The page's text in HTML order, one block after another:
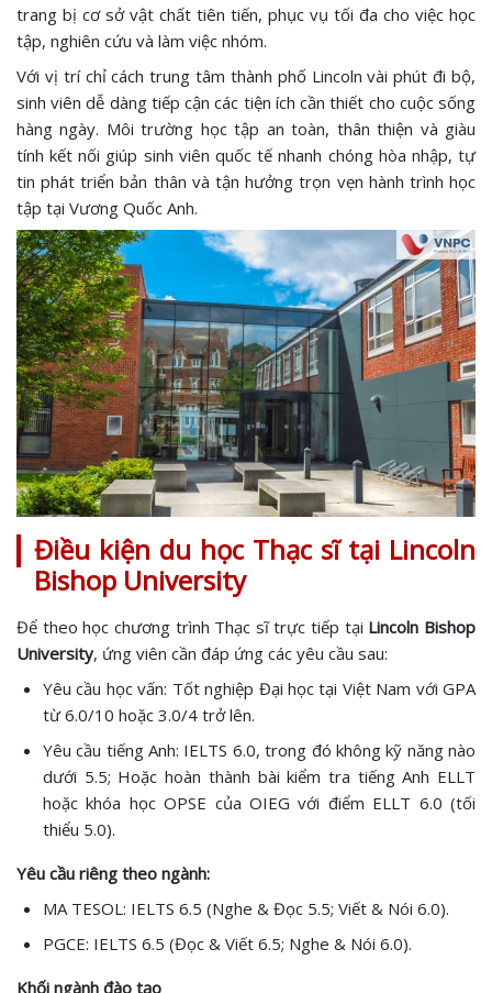
trang bị cơ sở vật chất tiên tiến, phục vụ tối đa cho việc học
tập, nghiên cứu và làm việc nhóm.
Với vị trí chỉ cách trung tâm thành phố Lincoln vài phút đi bộ,
sinh viên dễ dàng tiếp cận các tiện ích cần thiết cho cuộc sống
hàng ngày. Môi trường học tập an toàn, thân thiện và giàu
tính kết nối giúp sinh viên quốc tế nhanh chóng hòa nhập, tự
tin phát triển bản thân và tận hưởng trọn vẹn hành trình học
tập tại Vương Quốc Anh.
Điều kiện du học Thạc sĩ tại Lincoln
Bishop University
Để theo học chương trình Thạc sĩ trực tiếp tại Lincoln Bishop
University, ứng viên cần đáp ứng các yêu cầu sau:
Yêu cầu học vấn: Tốt nghiệp Đại học tại Việt Nam với GPA
từ 6.0/10 hoặc 3.0/4 trở lên.
Yêu cầu tiếng Anh: IELTS 6.0, trong đó không kỹ năng nào
dưới 5.5; Hoặc hoàn thành bài kiểm tra tiếng Anh ELLT
hoặc khóa học OPSE của OIEG với điểm ELLT 6.0 (tối
thiểu 5.0).
Yêu cầu riêng theo ngành:
MA TESOL: IELTS 6.5 (Nghe & Đọc 5.5; Viết & Nói 6.0).
PGCE: IELTS 6.5 (Đọc & Viết 6.5; Nghe & Nói 6.0).
Khối ngành đào tạo